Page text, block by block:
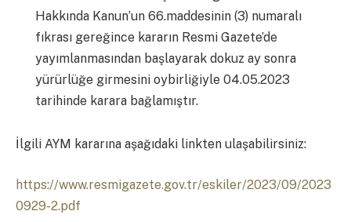
Hakkında Kanun’un 66.maddesinin (3) numaralı
fıkrası gereğince kararın Resmi Gazete’de
yayımlanmasından başlayarak dokuz ay sonra
yürürlüğe girmesini oybirliğiyle 04.05.2023
tarihinde karara bağlamıştır.
İlgili AYM kararına aşağıdaki linkten ulaşabilirsiniz:
https://www.resmigazete.gov.tr/eskiler/2023/09/2023
0929-2.pdf